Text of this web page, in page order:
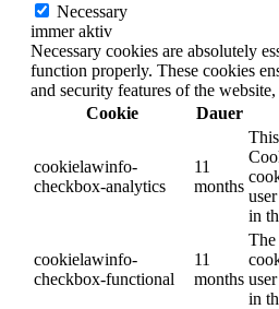
Necessary
immer aktiv
Necessary cookies are absolutely
function properly. These cookies
and security features of the
Cookie
Dauer
cookielawinfo-
checkbox-analytics
11
months
in
cookielawinfo-
checkbox-functional
11
months
The
in